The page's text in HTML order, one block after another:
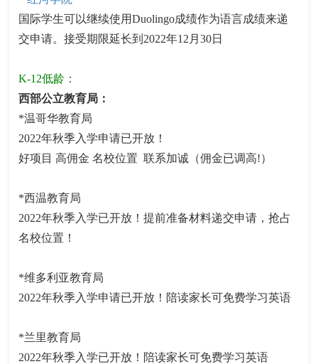
国际学生可以继续使用Duolingo成绩作为语言成绩来递
交申请。接受期限延长到2022年12月30日
K-12低龄：
西部公立教育局：
*温哥华教育局
2022年秋季入学申请已开放！
好项目 高佣金 名校位置 联系加诚（佣金已调高!）
*西温教育局
2022年秋季入学已开放！提前准备材料递交申请，抢占
名校位置！
*维多利亚教育局
2022年秋季入学申请已开放！陪读家长可免费学习英语
*兰里教育局
2022年秋季入学已开放！陪读家长可免费学习英语